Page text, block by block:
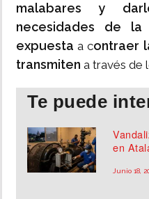
malabares y
necesidades de la
expuesta a contraer
transmiten a través de
Te puede
en
Junio 18,